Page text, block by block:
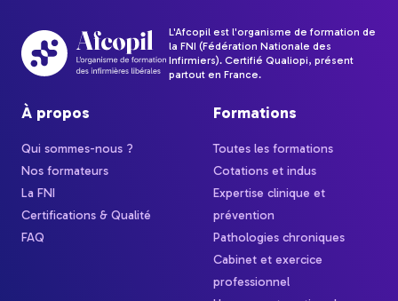
L'Afcopil est l'organisme de formation de
la FNI (Fédération Nationale des
Infirmiers). Certifié Qualiopi, présent
partout en France.
À propos
Qui sommes-nous ?
Nos formateurs
La FNI
Certifications & Qualité
FAQ
Formations
Toutes les formations
Cotations et indus
Expertise clinique et
prévention
Pathologies chroniques
Cabinet et exercice
professionnel